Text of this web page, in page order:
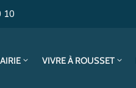
10
VIVRE À ROUSSET